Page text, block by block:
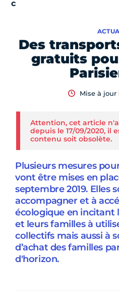
Des
gratuits
Mise à jour
Attention, cet article
depuis le 17/09/2020, il
contenu soit obsolète.
Plusieurs mesures
vont être mises en
septembre 2019. Elles
accompagner et à
écologique en incitant
et leurs familles à
collectifs mais aussi à
d’achat des familles
d'horizon.